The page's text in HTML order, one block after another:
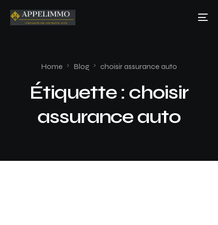
Home Blog choisir assurance auto
Étiquette : choisir
assurance auto